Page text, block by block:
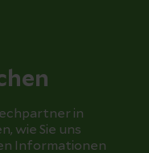
in
wie Sie uns
Informationen